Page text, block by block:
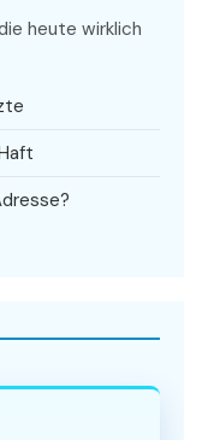
heute wirklich